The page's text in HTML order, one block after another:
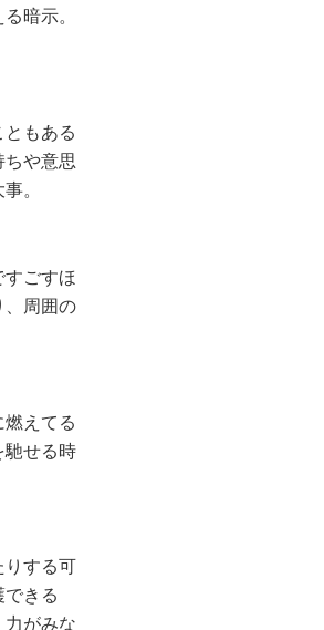
暗示。
もある
や意思
。
ごすほ
、周囲の
えてる
馳せる時
する可
きる
がみな